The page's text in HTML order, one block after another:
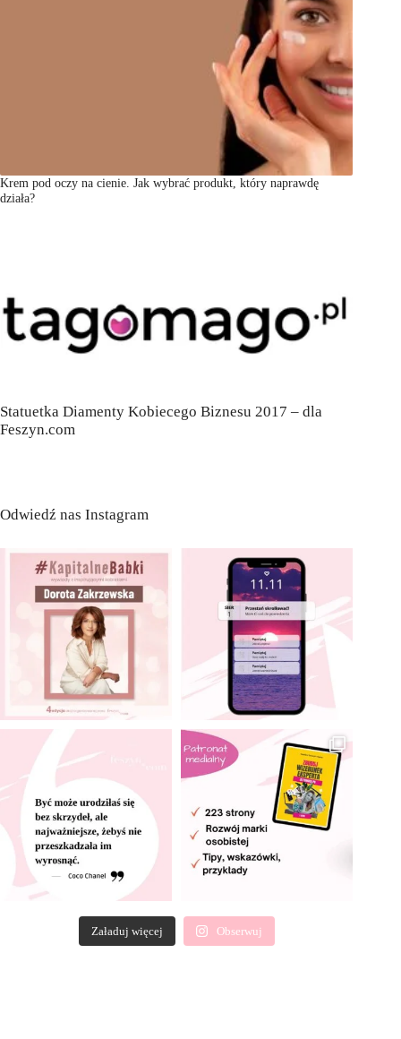
Krem pod oczy na cienie. Jak wybrać produkt, który naprawdę
działa?
Statuetka Diamenty Kobiecego Biznesu 2017 – dla
Feszyn.com
Odwiedź nas Instagram
Załaduj więcej Obserwuj